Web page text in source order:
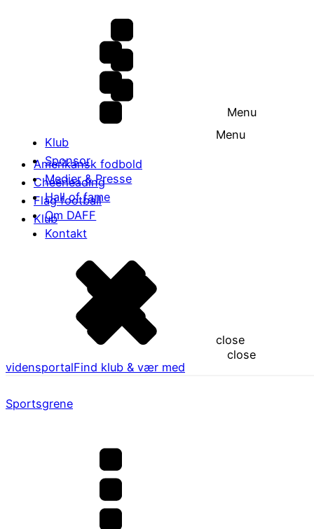
Menu
Klub
Sponsor
Medier & Presse
Hall of fame
Om DAFF
Kontakt
close
Menu
Amerikansk fodbold
Cheerleading
Flag football
Klub
close
vidensportalFind klub & vær med
Sportsgrene